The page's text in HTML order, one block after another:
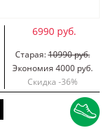
6990 руб.
Старая:10990 руб.
Экономия 4000 руб.
Скидка -36%